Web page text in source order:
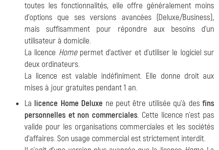
toutes les fonctionnalités, elle offre généralement moins
d'options que ses versions avancées (Deluxe/Business),
mais suffisamment pour répondre aux besoins d'un
utilisateur à domicile.
La licence Homepermet d'activer et d'utiliser le logiciel sur
deux ordinateurs.
La licence est valable indéfiniment. Elle donne droit aux
mises à jour gratuites pendant 1 an.
La licence Home Deluxe ne peut être utilisée qu'à desfins
personnelles et non commerciales. Cette licence n'est pas
valide pour les organisations commerciales et les sociétés
d'affaires. Son usage commercial est strictement interdit.